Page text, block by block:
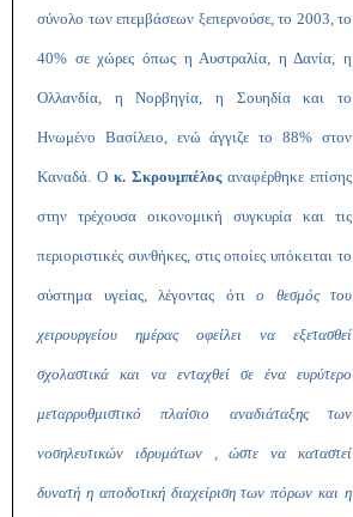
σύνολο των επεμβάσεων ξεπερνούσε, το 2003, το
40% σε χώρες όπως η Αυστραλία, η Δανία, η
Ολλανδία, η Νορβηγία, η Σουηδία και το
Ηνωμένο Βασίλειο, ενώ άγγιζε το 88% στον
Καναδά. Ο κ. Σκρουμπέλοςαναφέρθηκε επίσης
στην τρέχουσα οικονομική συγκυρία και τις
περιοριστικές συνθήκες, στις οποίες υπόκειται το
σύστημα υγείας, λέγοντας ότι ο θεσμός του
χειρουργείου ημέρας οφείλει να εξετασθεί
σχολαστικά και να ενταχθεί σε ένα ευρύτερο
μεταρρυθμιστικό πλαίσιο αναδιάταξης των
νοσηλευτικών ιδρυμάτων , ώστε να καταστεί
δυνατή η αποδοτική διαχείριση των πόρων και η